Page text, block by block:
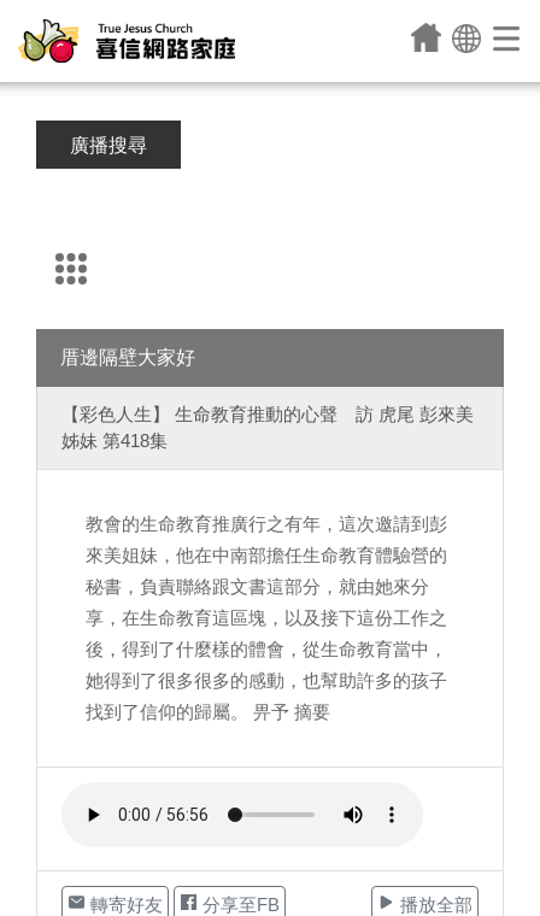
廣播搜尋
厝邊隔壁大家好
【彩色人生】 生命教育推動的心聲 訪 虎尾 彭來美
姊妹 第418集
教會的生命教育推廣行之有年，這次邀請到彭
來美姐妹，他在中南部擔任生命教育體驗營的
秘書，負責聯絡跟文書這部分，就由她來分
享，在生命教育這區塊，以及接下這份工作之
後，得到了什麼樣的體會，從生命教育當中，
她得到了很多很多的感動，也幫助許多的孩子
找到了信仰的歸屬。 畀予 摘要
轉寄好友 分享至FB 播放全部